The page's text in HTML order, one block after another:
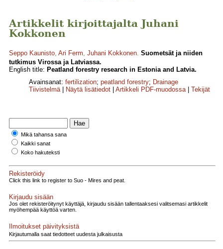
Artikkelit kirjoittajalta Juhani
Kokkonen
Seppo Kaunisto, Ari Ferm, Juhani Kokkonen. Suometsät ja niiden
tutkimus Virossa ja Latviassa.
English title: Peatland forestry research in Estonia and Latvia.
Avainsanat: fertilization; peatland forestry; Drainage
Tiivistelmä| Näytä lisätiedot Artikkeli PDF-muodossa| Tekijät
Mikä tahansa sana
Kaikki sanat
Koko hakuteksti
Rekisteröidy
Click this link to register to Suo - Mires and peat.
Kirjaudu sisään
Jos olet rekisteröitynyt käyttäjä, kirjaudu sisään tallentaaksesi valitsemasi artikkelit
myöhempää käyttöä varten.
Ilmoitukset päivityksistä
Kirjautumalla saat tiedotteet uudesta julkaisusta